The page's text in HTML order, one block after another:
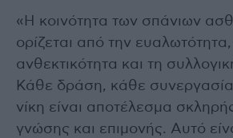
«Η κοινότητα των σπάνιων
ορίζεται από την
ανθεκτικότητα και τη
Κάθε δράση, κάθε συνεργασία
νίκη είναι αποτέλεσμα
γνώσης και επιμονής. Αυτό